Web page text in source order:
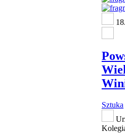
Sztuka